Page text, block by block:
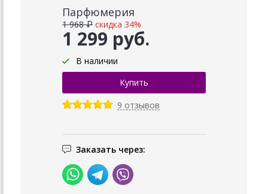
Парфюмерия
1 299 руб.
1 968 ₽ скидка 34%
В наличии
9 отзывов
Заказать через: